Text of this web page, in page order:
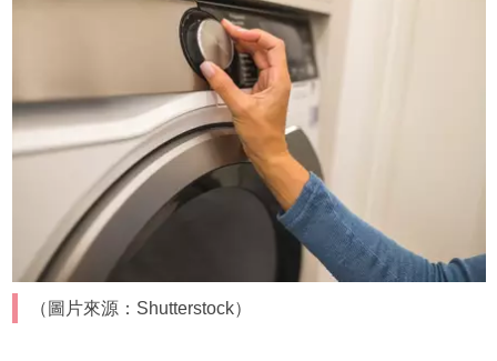
（圖片來源：Shutterstock）